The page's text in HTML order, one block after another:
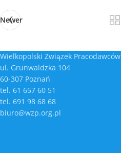
Newer
Wielkopolski Związek Pracodawców
ul. Grunwaldzka 104
60-307 Poznań
tel. 61 657 60 51
tel. 691 98 68 68
biuro@wzp.org.pl